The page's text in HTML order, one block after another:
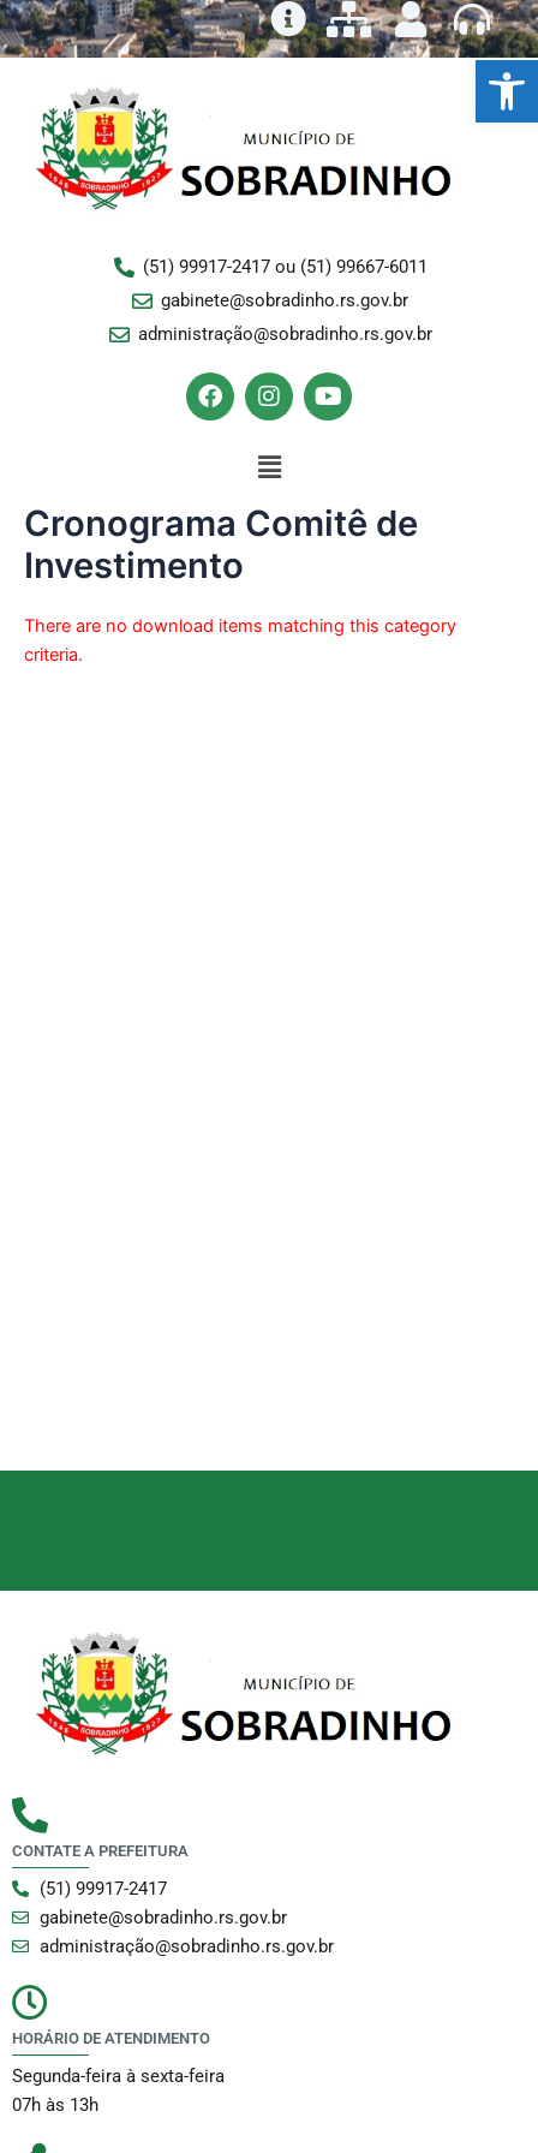
Ir
para
conteúdo
(51) 99917-2417 ou (51) 99667-6011
gabinete@sobradinho.rs.gov.br
administração@sobradinho.rs.gov.br
F
a
o
k
I
n
t
a
r
Y
o
b
e
Menu
Cronograma Comitê de
Investimento
There are no download items matching this category
criteria.
CONTATE A PREFEITURA
(51) 99917-2417
gabinete@sobradinho.rs.gov.br
administração@sobradinho.rs.gov.br
HORÁRIO DE ATENDIMENTO
Segunda-feira à sexta-feira
07h às 13h